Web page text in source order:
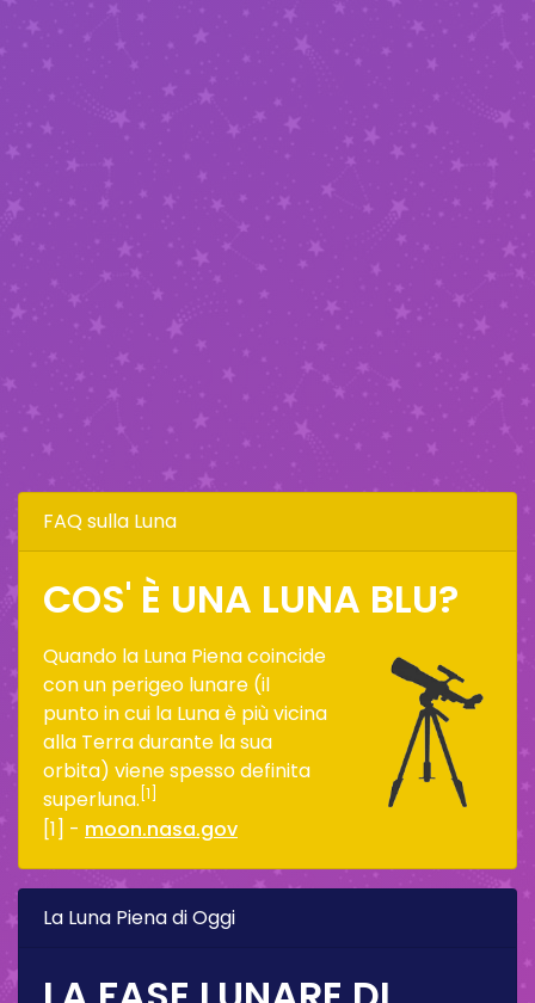
FAQ sulla Luna
COS' È UNA LUNA BLU?
Quando la Luna Piena coincide
con un perigeo lunare (il
punto in cui la Luna è più vicina
alla Terra durante la sua
orbita) viene spesso definita
superluna. [1]
[1] - moon.nasa.gov
La Luna Piena di Oggi